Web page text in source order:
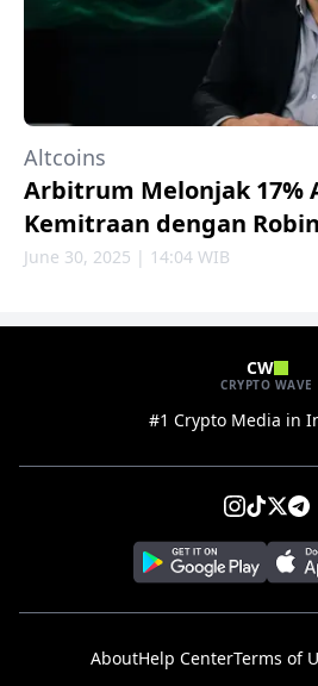
Altcoins
Arbitrum Melonjak 17%
Kemitraan dengan
June 30, 2025 | 14:04 WIB
CW
CRYPTO WAVE
#1 Crypto Media in
AboutHelp CenterTerms of